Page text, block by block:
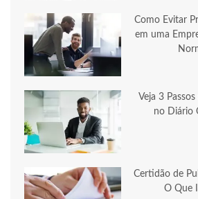
Como Evitar
em uma
Veja 3
no Diário
Certidão de
O Que